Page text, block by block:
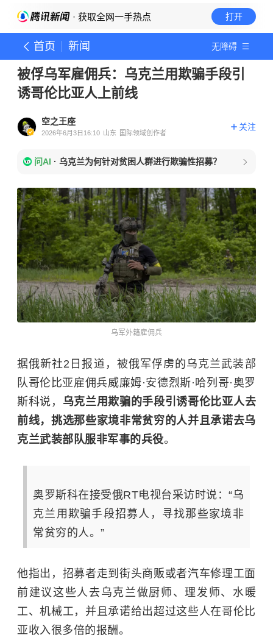
· 获取全网一手热点 打开
首页 新闻 无障碍
被俘乌军雇佣兵：乌克兰用欺骗手段引
诱哥伦比亚人上前线
空之王座
2026年6月3日16:10 山东 国际领域创作者
关注
问AI · 乌克兰为何针对贫困人群进行欺骗性招募？
乌军外籍雇佣兵
据俄新社2日报道，被俄军俘虏的乌克兰武装部
队哥伦比亚雇佣兵威廉姆·安德烈斯·哈列哥·奥罗
斯科说， 乌克兰用欺骗的手段引诱哥伦比亚人去
前线，挑选那些家境非常贫穷的人并且承诺去乌
克兰武装部队服非军事的兵役。
奥罗斯科在接受俄RT电视台采访时说：“乌
克兰用欺骗手段招募人，寻找那些家境非
常贫穷的人。”
他指出，招募者走到街头商贩或者汽车修理工面
前建议这些人去乌克兰做厨师、理发师、水暖
工、机械工，并且承诺给出超过这些人在哥伦比
亚收入很多倍的报酬。